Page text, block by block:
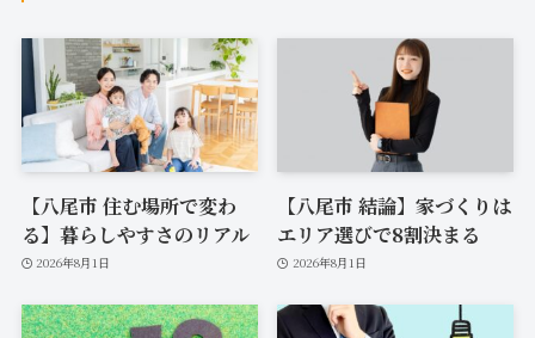
【八尾市 住む場所で変わ
る】暮らしやすさのリアル
2026年8月1日
【八尾市 結論】家づくりは
エリア選びで8割決まる
2026年8月1日